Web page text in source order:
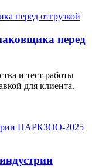
перед
и тест работы
для клиента.